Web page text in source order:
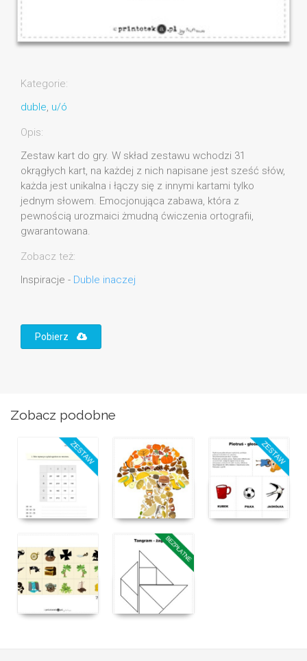
Kategorie:
duble, u/ó
Opis:
Zestaw kart do gry. W skład zestawu wchodzi 31
okrągłych kart, na każdej z nich napisane jest sześć słów,
każda jest unikalna i łączy się z innymi kartami tylko
jednym słowem. Emocjonująca zabawa, która z
pewnością urozmaici żmudną ćwiczenia ortografii,
gwarantowana.
Zobacz też:
Inspiracje - Duble inaczej
Pobierz
Zobacz podobne